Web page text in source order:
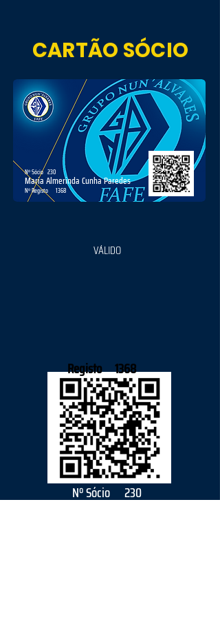
CARTÃO SÓCIO
230
Nº Sócio
Maria Almerinda Cunha Paredes
1368
Nº Registo
VÁLIDO
230
Nº Sócio
Registo 1368